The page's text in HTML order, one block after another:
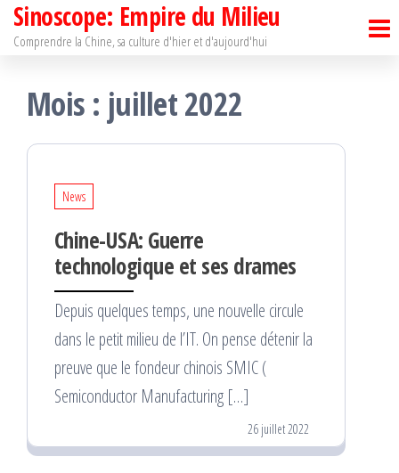
Passer
Sinoscope: Empire du Milieu
Comprendre la Chine, sa culture d'hier et d'aujourd'hui
Mois : juillet 2022
News
Chine-USA: Guerre
technologique et ses drames
Depuis quelques temps, une nouvelle circule
dans le petit milieu de l’IT. On pense détenir la
preuve que le fondeur chinois SMIC (
Semiconductor Manufacturing […]
26 juillet 2022